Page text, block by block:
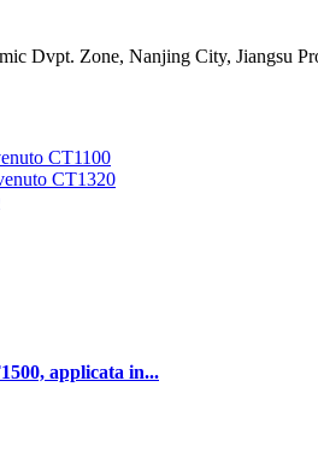
Dvpt. Zone, Nanjing City, Jiangsu
CT1100
CT1320
applicata in...